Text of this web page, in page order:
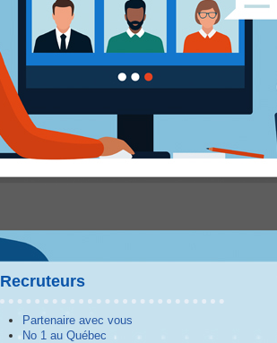
Recruteurs
Partenaire avec vous
No 1 au Québec